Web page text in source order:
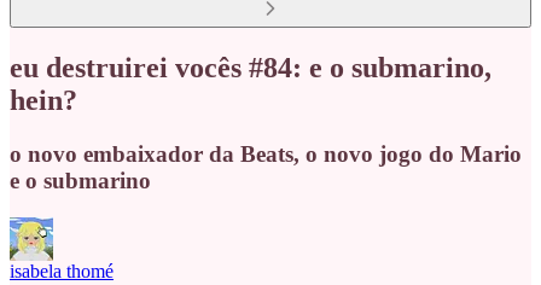
eu destruirei vocês #84: e o submarino,
hein?
o novo embaixador da Beats, o novo jogo do Mario
e o submarino
isabela thomé